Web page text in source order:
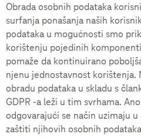
Obrada osobnih podataka
surfanja ponašanja naših
podataka u mogućnosti smo
korištenju pojedinih
pomaže da kontinuirano
njenu jednostavnost korištenja.
obradu podataka u skladu s
GDPR -a leži u tim svrhama.
odgovarajući se način uzimaju
zaštiti njihovih osobnih